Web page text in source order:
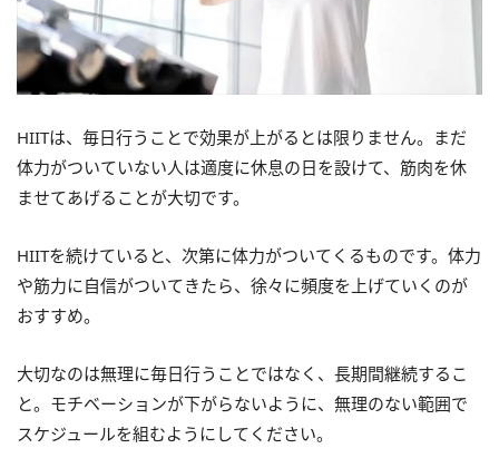
HIITは、毎日行うことで効果が上がるとは限りません。まだ
体力がついていない人は適度に休息の日を設けて、筋肉を休
ませてあげることが大切です。
HIITを続けていると、次第に体力がついてくるものです。体力
や筋力に自信がついてきたら、徐々に頻度を上げていくのが
おすすめ。
大切なのは無理に毎日行うことではなく、長期間継続するこ
と。モチベーションが下がらないように、無理のない範囲で
スケジュールを組むようにしてください。